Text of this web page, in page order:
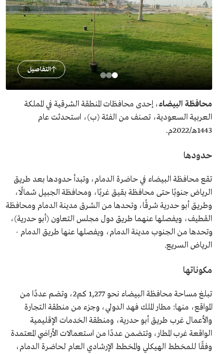
التفاصيل
محافظة البيضاء، إحدى محافظات المنطقة الشرقية في المملكة
العربية السعودية، تصنف من الفئة (ب)، استحدثت عام
1443هـ/2022م.
حدودها
تقع محافظة البيضاء في حاضرة الدمام، وتبدأ حدودها بعد طريق
الرياض جنوبًا حتى محافظة بقيق غربًا، ومحافظة الجبيل شمالًا،
وطريق أبو حدرية شرقًا، وتحدها من الشرق مدينة الدمام ومحافظة
القطيف، ويفصلها عنهما طريق دول مجلس التعاون (أبو حدرية)،
وتحدها من الجنوب مدينة الدمام، ويفصلها عنها طريق الدمام -
الرياض السريع.
مكوناتها
تبلغ مساحة محافظة البيضاء نحو 1,277 كم2، وتضم عددًا من
المواقع، منها: مطار الملك فهد الدولي، وجزء من منطقة التجارة
والأعمال غرب طريق أبو حدرية، ومنطقة الخدمات الإقليمية
الواقعة غرب المطار، وتتضمن عددًا من استعمالات الأراضي المعتمدة
وفقًا للمخطط الهيكلي والمخطط الإرشادي العام لحاضرة الدمام،